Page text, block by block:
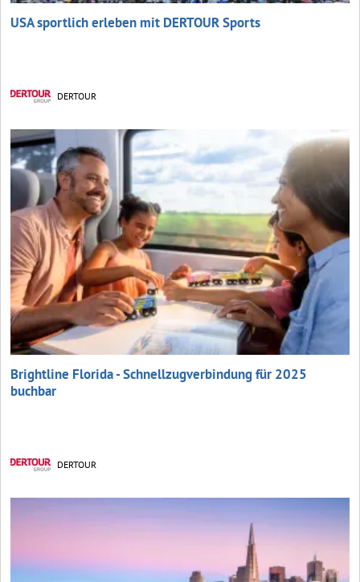
USA sportlich erleben mit DERTOUR Sports
DERTOUR
Brightline Florida - Schnellzugverbindung für 2025
buchbar
DERTOUR